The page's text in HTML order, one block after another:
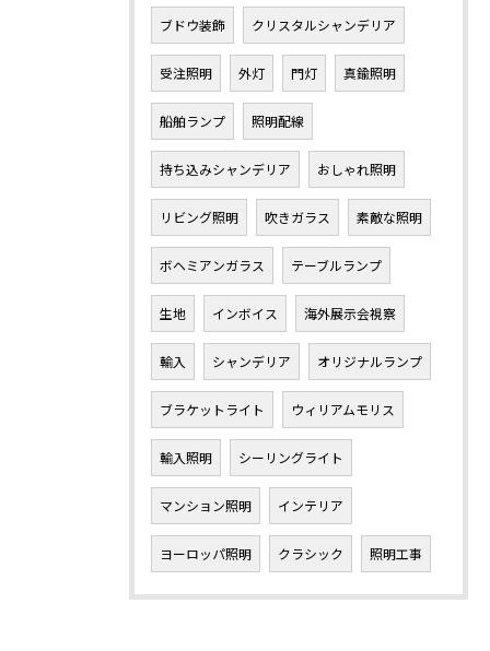
ブドウ装飾 クリスタルシャンデリア
受注照明 外灯 門灯 真鍮照明
船舶ランプ 照明配線
持ち込みシャンデリア おしゃれ照明
リビング照明 吹きガラス 素敵な照明
ボヘミアンガラス テーブルランプ
生地 インボイス 海外展示会視察
輸入 シャンデリア オリジナルランプ
ブラケットライト ウィリアムモリス
輸入照明 シーリングライト
マンション照明 インテリア
ヨーロッパ照明 クラシック 照明工事